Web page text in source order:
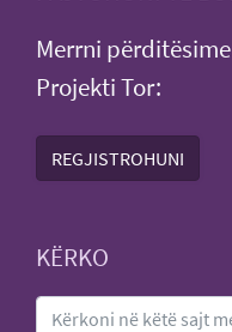
Merrni
Projekti Tor:
REGJISTROHUNI
KËRKO